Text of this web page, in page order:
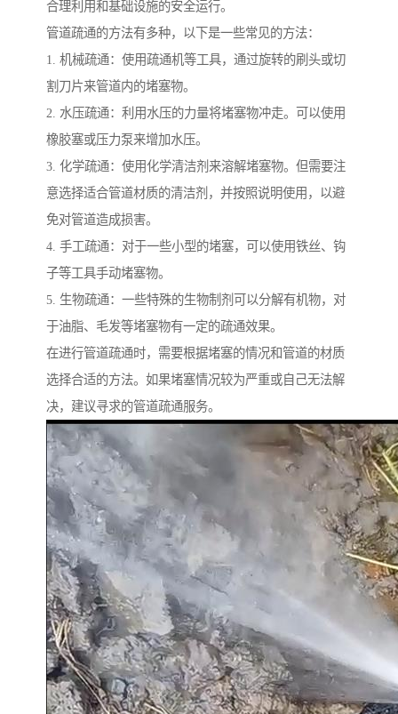
合理利用和基础设施的安全运行。
管道疏通的方法有多种，以下是一些常见的方法：
1. 机械疏通：使用疏通机等工具，通过旋转的刷头或切
割刀片来管道内的堵塞物。
2. 水压疏通：利用水压的力量将堵塞物冲走。可以使用
橡胶塞或压力泵来增加水压。
3. 化学疏通：使用化学清洁剂来溶解堵塞物。但需要注
意选择适合管道材质的清洁剂，并按照说明使用，以避
免对管道造成损害。
4. 手工疏通：对于一些小型的堵塞，可以使用铁丝、钩
子等工具手动堵塞物。
5. 生物疏通：一些特殊的生物制剂可以分解有机物，对
于油脂、毛发等堵塞物有一定的疏通效果。
在进行管道疏通时，需要根据堵塞的情况和管道的材质
选择合适的方法。如果堵塞情况较为严重或自己无法解
决，建议寻求的管道疏通服务。